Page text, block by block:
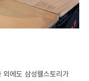
에도 삼성웰스토리가